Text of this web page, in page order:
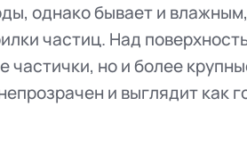
однако бывает и
частиц. Над
частички, но и более
и выглядит как